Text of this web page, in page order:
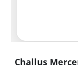
Challus